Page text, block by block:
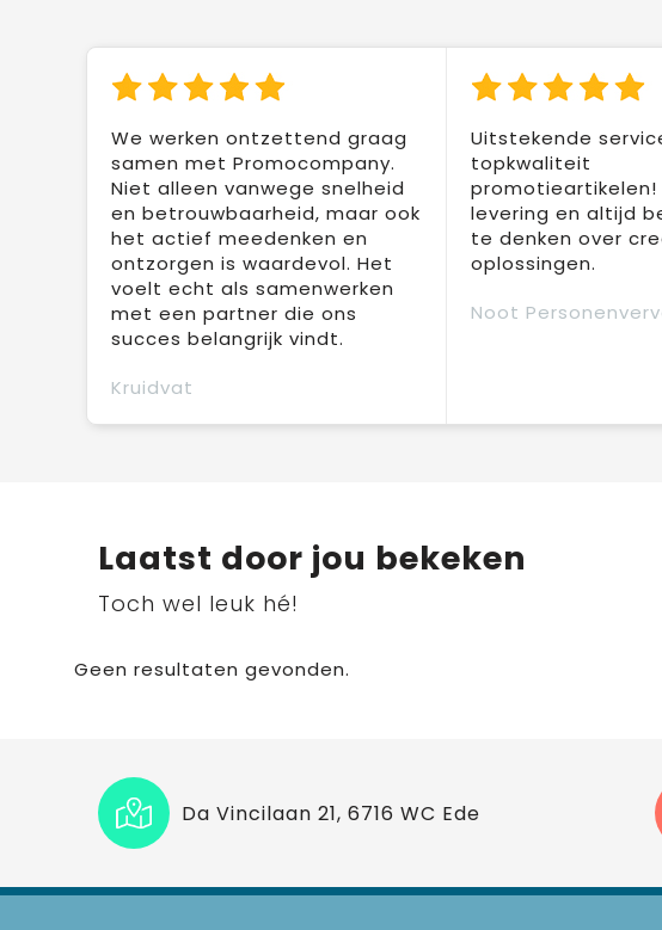
We werken ontzettend graag
samen met Promocompany.
Niet alleen vanwege snelheid
en betrouwbaarheid, maar ook
het actief meedenken en
ontzorgen is waardevol. Het
voelt echt als samenwerken
met een partner die ons
succes belangrijk vindt.
Kruidvat
Uitstekende
topkwaliteit
promotieartikelen!
levering en altijd
te denken over
oplossingen.
Noot
Laatst door jou bekeken
Toch wel leuk hé!
Geen resultaten gevonden.
Da Vincilaan 21, 6716 WC Ede